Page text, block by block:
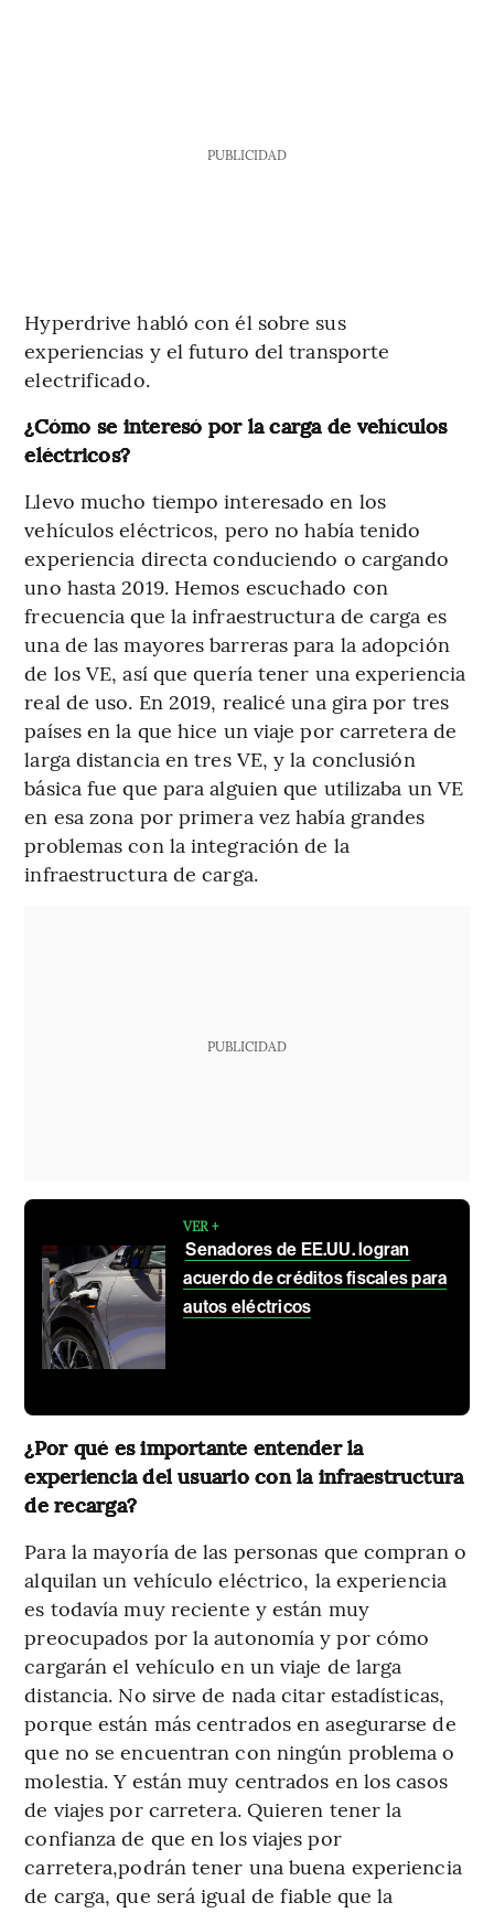
PUBLICIDAD
Hyperdrive habló con él sobre sus
experiencias y el futuro del transporte
electrificado.
¿Cómo se interesó por la carga de vehículos
eléctricos?
Llevo mucho tiempo interesado en los
vehículos eléctricos, pero no había tenido
experiencia directa conduciendo o cargando
uno hasta 2019. Hemos escuchado con
frecuencia que la infraestructura de carga es
una de las mayores barreras para la adopción
de los VE, así que quería tener una experiencia
real de uso. En 2019, realicé una gira por tres
países en la que hice un viaje por carretera de
larga distancia en tres VE, y la conclusión
básica fue que para alguien que utilizaba un VE
en esa zona por primera vez había grandes
problemas con la integración de la
infraestructura de carga.
PUBLICIDAD
VER +
Senadores de EE.UU. logran
acuerdo de créditos fiscales para
autos eléctricos
¿Por qué es importante entender la
experiencia del usuario con la infraestructura
de recarga?
Para la mayoría de las personas que compran o
alquilan un vehículo eléctrico, la experiencia
es todavía muy reciente y están muy
preocupados por la autonomía y por cómo
cargarán el vehículo en un viaje de larga
distancia. No sirve de nada citar estadísticas,
porque están más centrados en asegurarse de
que no se encuentran con ningún problema o
molestia. Y están muy centrados en los casos
de viajes por carretera. Quieren tener la
confianza de que en los viajes por
carretera,podrán tener una buena experiencia
de carga, que será igual de fiable que la